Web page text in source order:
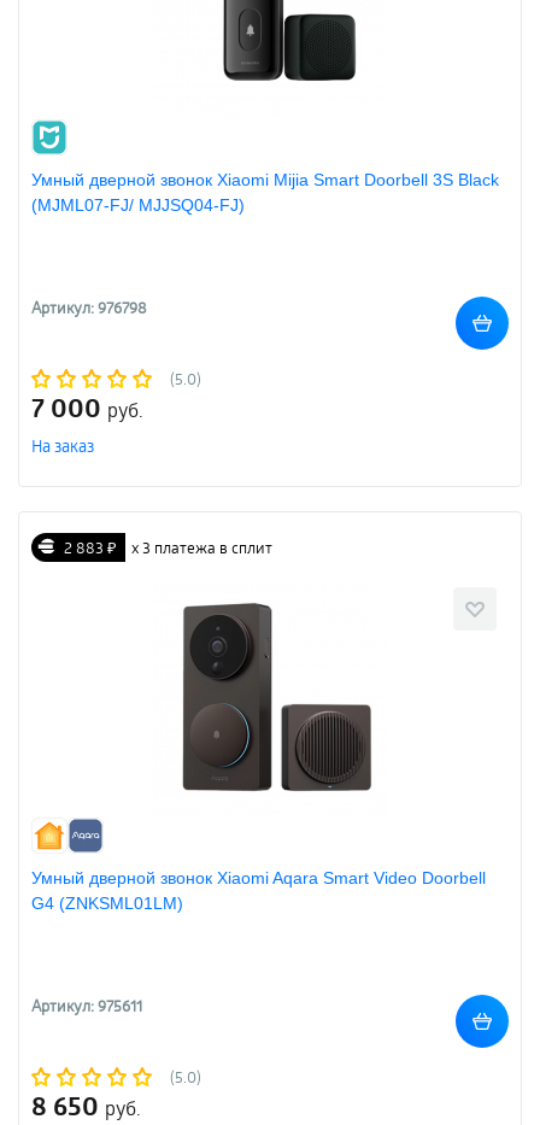
Умный дверной звонок Xiaomi Mijia Smart Doorbell 3S Black
(MJML07-FJ/ MJJSQ04-FJ)
Артикул: 976798
(5.0)
7 000 руб.
На заказ
2 883 ₽ х 3 платежа в сплит
Умный дверной звонок Xiaomi Aqara Smart Video Doorbell
G4 (ZNKSML01LM)
Артикул: 975611
(5.0)
8 650 руб.